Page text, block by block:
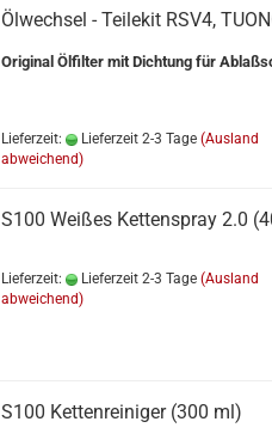
Öl­wech­sel - Tei­le­kit RSV4,
Ori­gi­nal Öl­fil­ter mit Dich­tung für
Lieferzeit: Lieferzeit 2-3 Tage (Ausland
abweichend)
S100 Wei­ßes Ket­ten­spray 2.0
Lieferzeit: Lieferzeit 2-3 Tage (Ausland
abweichend)
S100 Ket­ten­rei­ni­ger (300 ml)